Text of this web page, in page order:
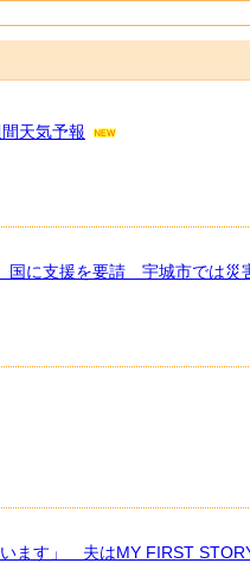
天気予報
国に支援を要請 宇城市では災
ます」 夫はMY FIRST